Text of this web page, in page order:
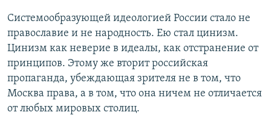
Системообразующей идеологией России стало не
православие и не народность. Ею стал цинизм.
Цинизм как неверие в идеалы, как отстранение от
принципов. Этому же вторит российская
пропаганда, убеждающая зрителя не в том, что
Москва права, а в том, что она ничем не отличается
от любых мировых столиц.